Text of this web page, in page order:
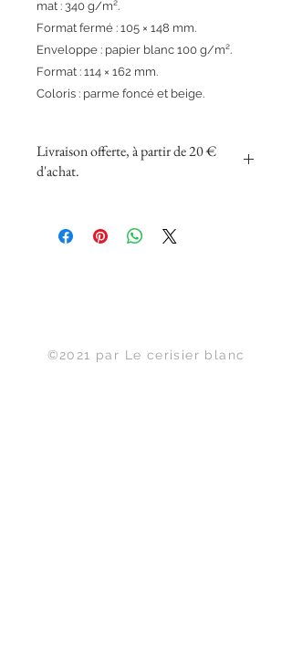
mat : 340 g/m².
Format fermé : 105 × 148 mm.
Enveloppe : papier blanc 100 g/m².
Format : 114 × 162 mm.
Coloris : parme foncé et beige.
Livraison offerte, à partir de 20 €
d'achat.
©2021 par Le cerisier blanc